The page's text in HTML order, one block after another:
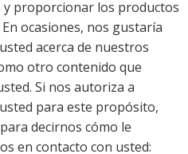
proporcionar los productos
ocasiones, nos gustaría
acerca de nuestros
otro contenido que
Si nos autoriza a
para este propósito,
decirnos cómo le
en contacto con usted: